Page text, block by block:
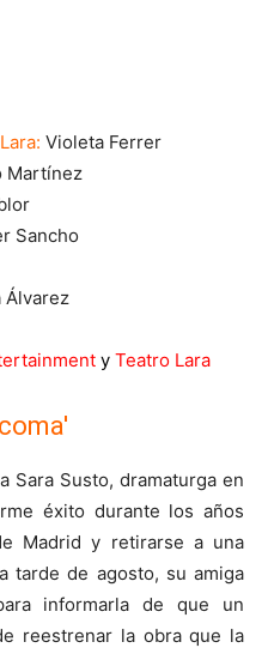
Violeta Ferrer
Martínez
Sancho
Álvarez
y Teatro Lara
Sara Susto, dramaturga en
éxito durante los años
Madrid y retirarse a una
tarde de agosto, su amiga
informarla de que un
reestrenar la obra que la